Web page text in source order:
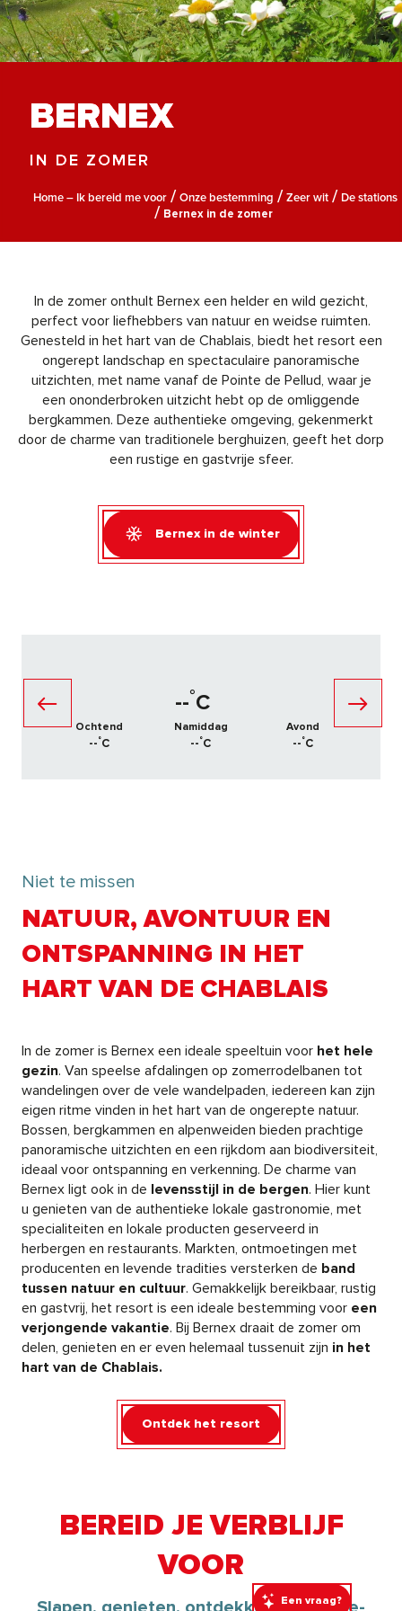
Een vraag?
BERNEX
IN DE ZOMER
Home – Ik bereid me voor Onze bestemming Zeer wit
De stations
Bernex in de zomer
In de zomer onthult Bernex een helder en wild gezicht,
perfect voor liefhebbers van natuur en weidse ruimten.
Genesteld in het hart van de Chablais, biedt het resort een
ongerept landschap en spectaculaire panoramische
uitzichten, met name vanaf de Pointe de Pellud, waar je
een ononderbroken uitzicht hebt op de omliggende
bergkammen. Deze authentieke omgeving, gekenmerkt
door de charme van traditionele berghuizen, geeft het dorp
een rustige en gastvrije sfeer.
Bernex in de winter
--°C
Ochtend
--°C
Namiddag
--°C
Avond
--°C
Niet te missen
NATUUR, AVONTUUR EN
ONTSPANNING IN HET
HART VAN DE CHABLAIS
In de zomer is Bernex een ideale speeltuin voor het hele
gezin. Van speelse afdalingen op zomerrodelbanen tot
wandelingen over de vele wandelpaden, iedereen kan zijn
eigen ritme vinden in het hart van de ongerepte natuur.
Bossen, bergkammen en alpenweiden bieden prachtige
panoramische uitzichten en een rijkdom aan biodiversiteit,
ideaal voor ontspanning en verkenning. De charme van
Bernex ligt ook in de levensstijl in de bergen. Hier kunt
u genieten van de authentieke lokale gastronomie, met
specialiteiten en lokale producten geserveerd in
herbergen en restaurants. Markten, ontmoetingen met
producenten en levende tradities versterken de band
tussen natuur en cultuur. Gemakkelijk bereikbaar, rustig
en gastvrij, het resort is een ideale bestemming voor een
verjongende vakantie. Bij Bernex draait de zomer om
delen, genieten en er even helemaal tussenuit zijn in het
hart van de Chablais.
Ontdek het resort
BEREID JE VERBLIJF
VOOR